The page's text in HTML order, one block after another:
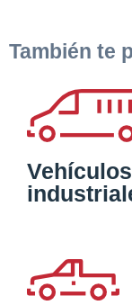
También te
Vehículos